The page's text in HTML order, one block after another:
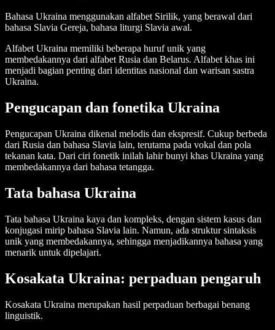
Bahasa Ukraina menggunakan alfabet Sirilik, yang berawal dari
bahasa Slavia Gereja, bahasa liturgi Slavia awal.
Alfabet Ukraina memiliki beberapa huruf unik yang
membedakannya dari alfabet Rusia dan Belarus. Alfabet khas ini
menjadi bagian penting dari identitas nasional dan warisan sastra
Ukraina.
Pengucapan dan fonetika Ukraina
Pengucapan Ukraina dikenal melodis dan ekspresif. Cukup berbeda
dari Rusia dan bahasa Slavia lain, terutama pada vokal dan pola
tekanan kata. Dari ciri fonetik inilah lahir bunyi khas Ukraina yang
membedakannya dari bahasa tetangga.
Tata bahasa Ukraina
Tata bahasa Ukraina kaya dan kompleks, dengan sistem kasus dan
konjugasi mirip bahasa Slavia lain. Namun, ada struktur sintaksis
unik yang membedakannya, sehingga menjadikannya bahasa yang
menarik untuk dipelajari.
Kosakata Ukraina: perpaduan pengaruh
Kosakata Ukraina merupakan hasil perpaduan berbagai benang
linguistik.